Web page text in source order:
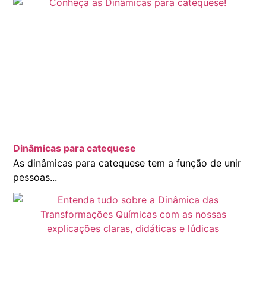
Dinâmicas para catequese
As dinâmicas para catequese tem a função de unir
pessoas...